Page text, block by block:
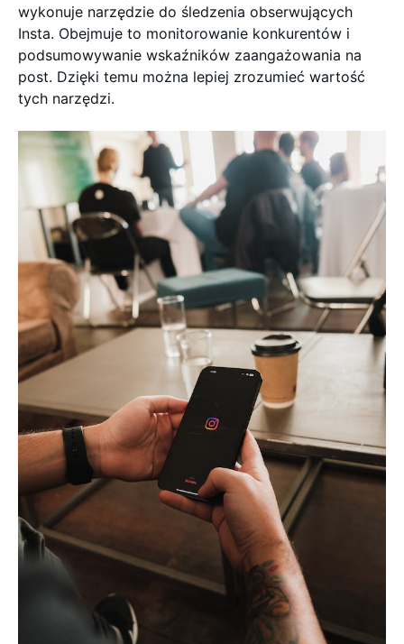
wykonuje narzędzie do śledzenia obserwujących
Insta. Obejmuje to monitorowanie konkurentów i
podsumowywanie wskaźników zaangażowania na
post. Dzięki temu można lepiej zrozumieć wartość
tych narzędzi.